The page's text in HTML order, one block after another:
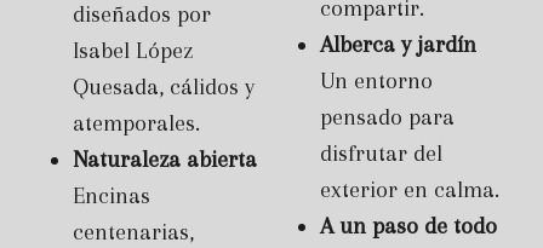
diseñados por
Isabel López
Quesada, cálidos y
atemporales.
Naturaleza abierta
Encinas
centenarias,
compartir.
Alberca y jardín
Un entorno
pensado para
disfrutar del
exterior en calma.
A un paso de todo